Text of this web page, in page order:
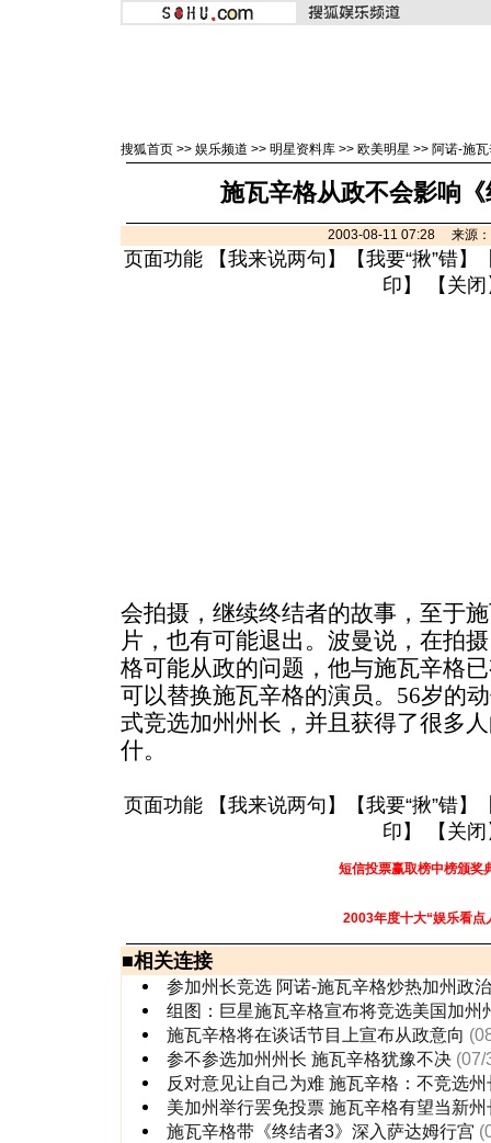
搜狐首页 >> 娱乐频道 >> 明星资料库 >> 欧美明星 >> 阿诺-施
施瓦辛格从政不会影响
2003-08-11 07:28 来源：
页面功能 【我来说两句 】【我要“揪”错】
印 】 【 关闭
会拍摄，继续终结者的故事，至于
片，也有可能退出。波曼说，在拍
格可能从政的问题，他与施瓦辛格
可以替换施瓦辛格的演员。56岁的
式竞选加州州长，并且获得了很多
什。
页面功能 【我来说两句 】【我要“揪”错】
印 】 【 关闭
短信投票赢取榜中榜颁奖
2003年度十大“娱乐看点
■相关连接
参加州长竞选 阿诺-施瓦辛格炒热加州政
组图：巨星施瓦辛格宣布将竞选美国加州
施瓦辛格将在谈话节目上宣布从政意向
参不参选加州州长 施瓦辛格犹豫不决 (07/
反对意见让自己为难 施瓦辛格：不竞选州
美加州举行罢免投票 施瓦辛格有望当新州
施瓦辛格带《终结者3》深入萨达姆行宫